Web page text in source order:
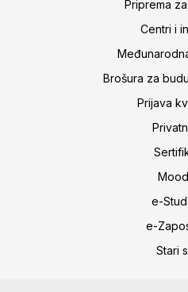
Priprema
Centri i
Brošura za
Prijava
e-
e-
Stari